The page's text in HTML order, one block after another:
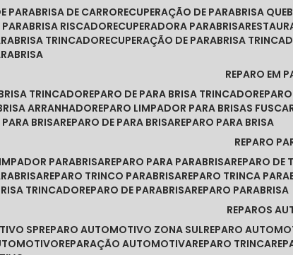
PARABRISA DE CARRO RECUPERAÇÃO DE PARABRISA
PARABRISA RISCADO RECUPERADORA PARABRISA
TRINCADO RECUPERAÇÃO DE PARABRISA
REPARO EM
TRINCADO REPARO DE PARA BRISA TRINCADO
ARRANHADO REPARO LIMPADOR PARA BRISAS FUSCA
PARA BRISA REPARO DE PARA BRISA REPARO PARA BRISA
REPARO
PARABRISA REPARO PARA PARABRISA REPARO
REPARO TRINCO PARABRISA REPARO TRINCA
TRINCADO REPARO DE PARABRISA REPARO PARABRISA
REPAROS
SP REPARO AUTOMOTIVO ZONA SUL REPARO
REPARAÇÃO AUTOMOTIVA REPARO TRINCA